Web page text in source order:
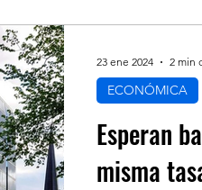
Esperan
misma
ECONÓMICA
23 ene 2024 2 min